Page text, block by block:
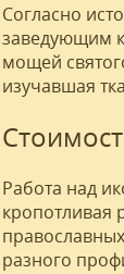
Согласно
заведующим
мощей
изучавшая
Работа над
кропотливая
разного